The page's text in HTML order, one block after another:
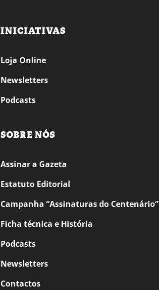
INICIATIVAS
Loja Online
Newsletters
Podcasts
SOBRE NÓS
Assinar a Gazeta
Estatuto Editorial
Campanha “Assinaturas do Centenário”
Ficha técnica e História
Podcasts
Newsletters
Contactos